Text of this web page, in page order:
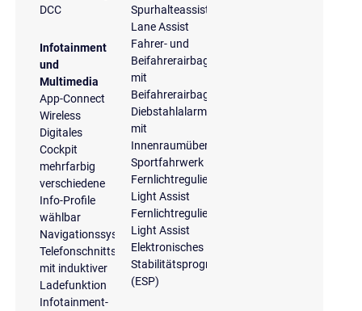
DCC
Infotainment
und
Multimedia
App-Connect
Wireless
Digitales
Cockpit
mehrfarbig
verschiedene
Info-Profile
wählbar
Navigationssystem
Telefonschnittstelle
mit induktiver
Ladefunktion
Infotainment-
Spurhalteassistent
Lane Assist
Fahrer- und
Beifahrerairbag
mit
Beifahrerairbagdeaktivierung
Diebstahlalarmanlage
mit
Innenraumüberwachung
Sportfahrwerk
Fernlichtregulierung
Light Assist
Fernlichtregulierung
Light Assist
Elektronisches
Stabilitätsprogramm
(ESP)